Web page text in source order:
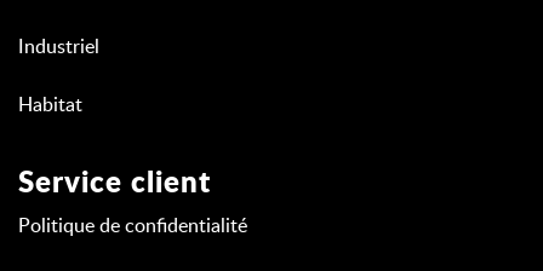
Industriel
Habitat
Service client
Politique de confidentialité